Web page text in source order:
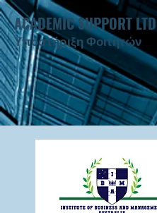
ACADEMIC SUPPORT LTD
Υποστήριξη Φοιτητών ​